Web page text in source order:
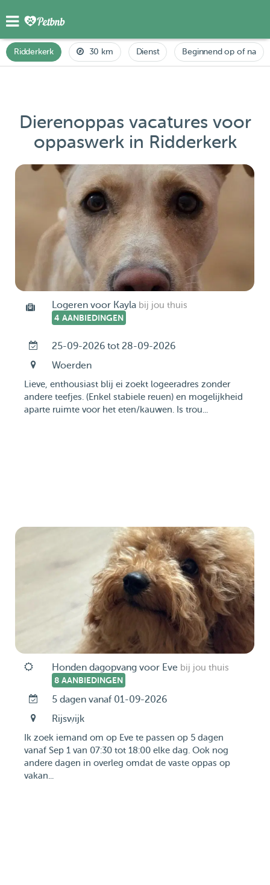
Ridderkerk 30 km Dienst Beginnend op of na
Dierenoppas vacatures voor
oppaswerk in Ridderkerk
Logeren voor Kayla bij jou thuis
4 AANBIEDINGEN
25-09-2026 tot 28-09-2026
Woerden
Lieve, enthousiast blij ei zoekt logeeradres zonder
andere teefjes. (Enkel stabiele reuen) en mogelijkheid
aparte ruimte voor het eten/kauwen. Is trou...
Honden dagopvang voor Eve bij jou thuis
8 AANBIEDINGEN
5 dagen vanaf 01-09-2026
Rijswijk
Ik zoek iemand om op Eve te passen op 5 dagen
vanaf Sep 1 van 07:30 tot 18:00 elke dag. Ook nog
andere dagen in overleg omdat de vaste oppas op
vakan...